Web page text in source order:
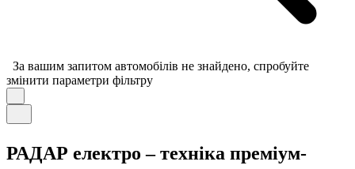
За вашим запитом автомобілів не знайдено, спробуйте
змінити параметри фільтру
РАДАР електро – техніка преміум-